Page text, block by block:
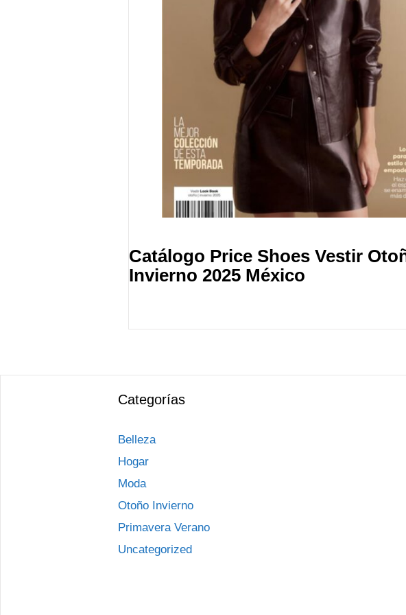
Catálogo Price Shoes Vestir
Invierno 2025 México
Categorías
Belleza
Hogar
Moda
Otoño Invierno
Primavera Verano
Uncategorized